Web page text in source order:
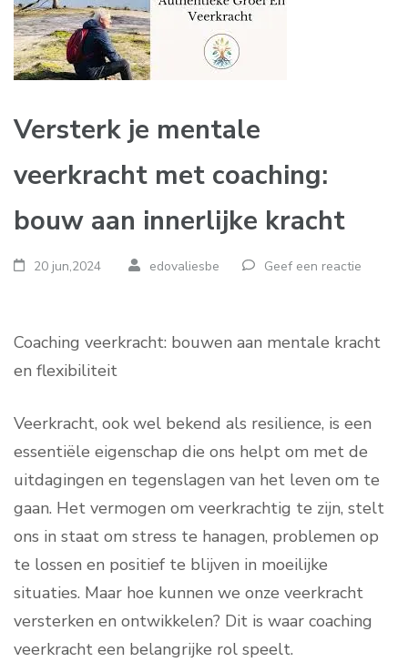
Versterk je mentale
veerkracht met coaching:
bouw aan innerlijke kracht
20 jun,2024 edovaliesbe Geef een reactie
Coaching veerkracht: bouwen aan mentale kracht
en flexibiliteit
Veerkracht, ook wel bekend als resilience, is een
essentiële eigenschap die ons helpt om met de
uitdagingen en tegenslagen van het leven om te
gaan. Het vermogen om veerkrachtig te zijn, stelt
ons in staat om stress te hanagen, problemen op
te lossen en positief te blijven in moeilijke
situaties. Maar hoe kunnen we onze veerkracht
versterken en ontwikkelen? Dit is waar coaching
veerkracht een belangrijke rol speelt.